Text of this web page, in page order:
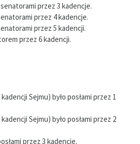
przez 3 kadencje.
przez 4 kadencje.
przez 5 kadencji.
przez 6 kadencji.
Sejmu) było posłami przez 1
Sejmu) było posłami przez 2
przez 3 kadencje.